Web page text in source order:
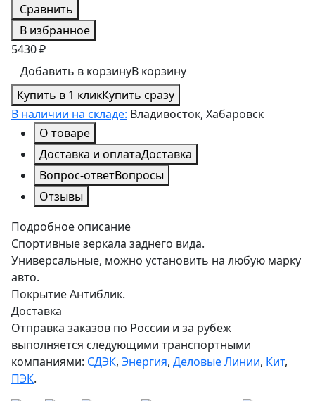
Сравнить
В избранное
5430 ₽
Добавить в корзинуВ корзину
Купить в 1 кликКупить сразу
В наличии на складе: Владивосток, Хабаровск
О товаре
Доставка и оплатаДоставка
Вопрос-ответВопросы
Отзывы
Подробное описание
Спортивные зеркала заднего вида.
Универсальные, можно установить на любую марку
авто.
Покрытие Антиблик.
Доставка
Отправка заказов по России и за рубеж
выполняется следующими транспортными
компаниями: СДЭК, Энергия, Деловые Линии, Кит,
ПЭК.